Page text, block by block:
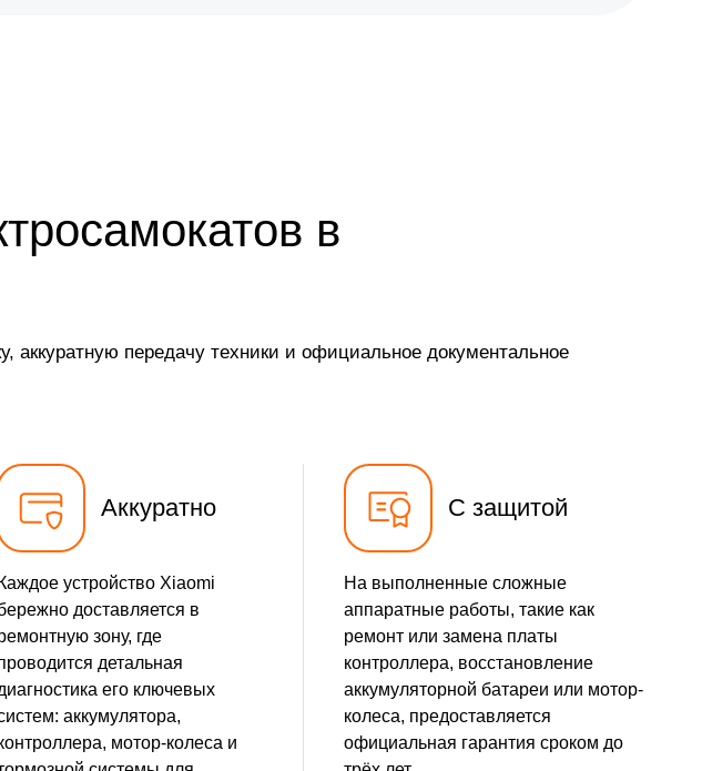
в
аккуратную передачу техники и официальное документальное
Аккуратно
Каждое устройство Xiaomi
доставляется в
зону, где
детальная
его ключевых
аккумулятора,
мотор-колеса и
С защитой
На выполненные сложные
аппаратные работы, такие как
ремонт или замена платы
контроллера, восстановление
аккумуляторной батареи или мотор-
колеса, предоставляется
официальная гарантия сроком до